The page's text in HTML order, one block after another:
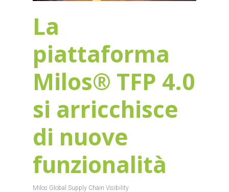
La
piattaforma
Milos® TFP 4.0
si arricchisce
di nuove
funzionalità
Milos Global Supply Chain Visibility